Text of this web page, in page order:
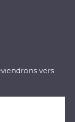
vers